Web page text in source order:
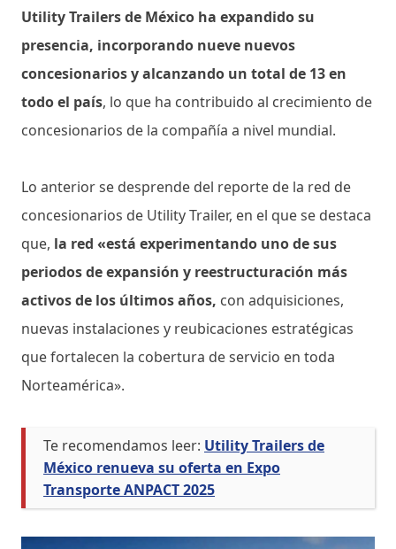
Utility Trailers de México ha expandido su
presencia, incorporando nueve nuevos
concesionarios y alcanzando un total de 13 en
todo el país, lo que ha contribuido al crecimiento de
concesionarios de la compañía a nivel mundial.
Lo anterior se desprende del reporte de la red de
concesionarios de Utility Trailer, en el que se destaca
que, la red «está experimentando uno de sus
periodos de expansión y reestructuración más
activos de los últimos años, con adquisiciones,
nuevas instalaciones y reubicaciones estratégicas
que fortalecen la cobertura de servicio en toda
Norteamérica».
Te recomendamos leer: Utility Trailers de
México renueva su oferta en Expo
Transporte ANPACT 2025